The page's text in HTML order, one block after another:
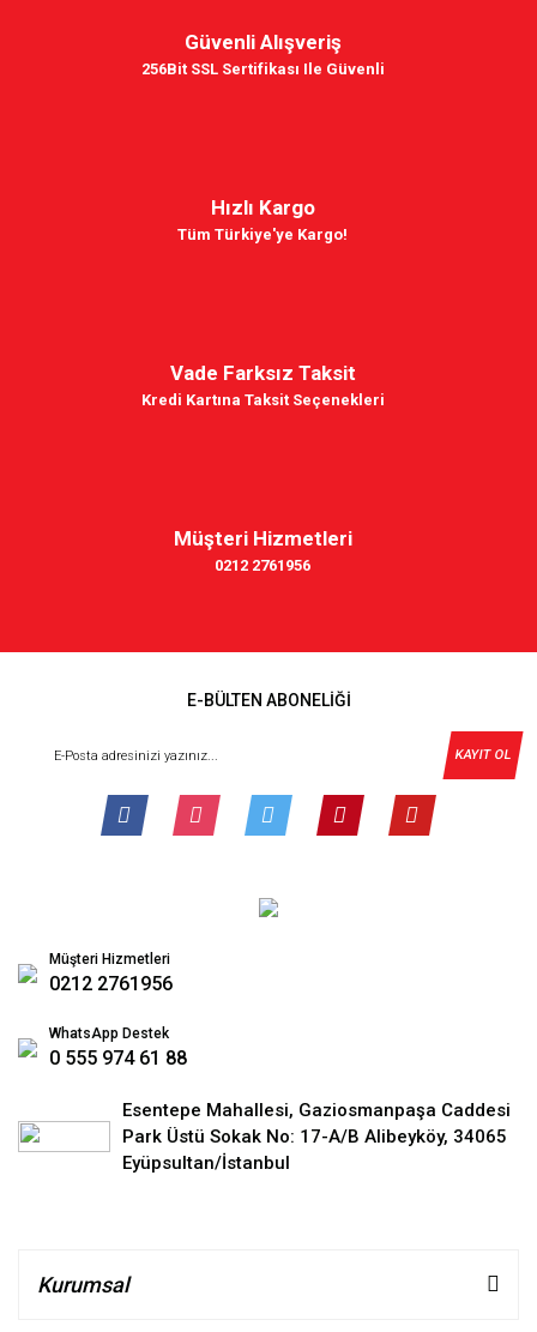
Güvenli Alışveriş
256Bit SSL Sertifikası Ile Güvenli
Hızlı Kargo
Tüm Türkiye'ye Kargo!
Vade Farksız Taksit
Kredi Kartına Taksit Seçenekleri
Müşteri Hizmetleri
0212 2761956
E-BÜLTEN ABONELİĞİ
KAYIT OL
Müşteri Hizmetleri
0212 2761956
WhatsApp Destek
0 555 974 61 88
Esentepe Mahallesi, Gaziosmanpaşa Caddesi
Park Üstü Sokak No: 17-A/B Alibeyköy, 34065
Eyüpsultan/İstanbul
Kurumsal